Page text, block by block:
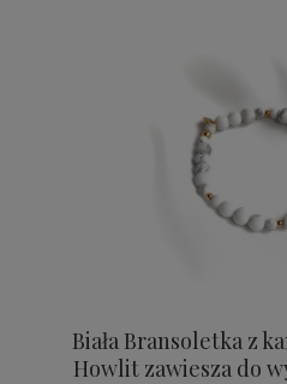
Biała Bransoletka z
Howlit zawiesza do